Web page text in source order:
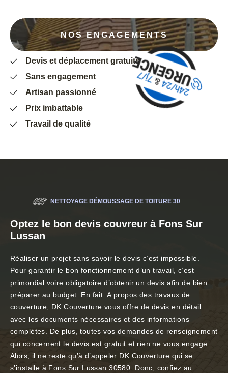
NOS ENGAGEMENTS
Devis et déplacement gratuits
Sans engagement
Artisan passionné
Prix imbattable
Travail de qualité
NETTOYAGE DÉMOUSSAGE DE TOITURE 30
Optez le bon devis couvreur à Fons Sur
Lussan
Réaliser un projet sans savoir le devis c’est impossible.
Pour garantir le bon fonctionnement d’un travail, c’est
primordial voire obligatoire d’obtenir un devis afin de bien
préparer au budget. En fait. A propos des travaux de
couverture, DK Couverture vous offre de devis en détail
avec les documents nécessaires et des informations
complètes. De plus, toutes vos demandes de renseignement
qui concernent le devis est gratuit et rien ne vous engage.
Alors, il ne reste qu’à d’appeler DK Couverture qui se
s’installe à Fons Sur Lussan 30580. Donc, confiez au